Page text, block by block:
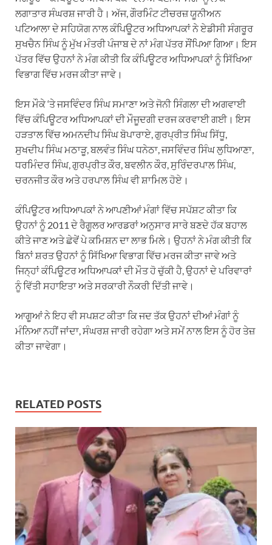
ਲਗਾਤਾਰ ਸੰਘਰਸ਼ ਜਾਰੀ ਹੈ। ਅੱਜ, ਗੌਰਮਿੰਟ ਟੀਚਰਜ਼ ਯੂਨੀਅਨ
ਪਟਿਆਲਾ ਦੇ ਸਹਿਯੋਗ ਨਾਲ ਕੰਪਿਊਟਰ ਅਧਿਆਪਕਾਂ ਨੇ ਏਡੀਸੀ ਸੰਗਰੂਰ
ਸੁਖਚੈਨ ਸਿੰਘ ਨੂੰ ਮੁੱਖ ਮੰਤਰੀ ਪੰਜਾਬ ਦੇ ਨਾਂ ਮੰਗ ਪੱਤਰ ਸੌਂਪਿਆ ਗਿਆ। ਇਸ
ਪੱਤਰ ਵਿੱਚ ਉਹਨਾਂ ਨੇ ਮੰਗ ਕੀਤੀ ਕਿ ਕੰਪਿਊਟਰ ਅਧਿਆਪਕਾਂ ਨੂੰ ਸਿੱਖਿਆ
ਵਿਭਾਗ ਵਿੱਚ ਮਰਜ ਕੀਤਾ ਜਾਵੇ।
ਇਸ ਮੌਕੇ ‘ਤੇ ਜਸਵਿੰਦਰ ਸਿੰਘ ਸਮਾਣਾ ਅਤੇ ਜੋਨੀ ਸਿੰਗਲਾ ਦੀ ਅਗਵਾਈ
ਵਿੱਚ ਕੰਪਿਊਟਰ ਅਧਿਆਪਕਾਂ ਦੀ ਮੌਜੂਦਗੀ ਦਰਜ ਕਰਵਾਈ ਗਈ। ਇਸ
ਹੜਤਾਲ ਵਿੱਚ ਅਮਨਦੀਪ ਸਿੰਘ ਬੋਪਾਰਾਏ, ਗੁਰਪ੍ਰੀਤ ਸਿੰਘ ਸਿੱਧੂ,
ਸੁਖਦੀਪ ਸਿੰਘ ਮਠਾੜੂ, ਬਲਵੰਤ ਸਿੰਘ ਧਨੇਠਾ, ਜਸਵਿੰਦਰ ਸਿੰਘ ਲੁਧਿਆਣਾ,
ਧਰਮਿੰਦਰ ਸਿੰਘ, ਗੁਰਪ੍ਰੀਤ ਕੌਰ, ਬਵਲੀਨ ਕੌਰ, ਸੁਰਿੰਦਰਪਾਲ ਸਿੰਘ,
ਚਰਨਜੀਤ ਕੌਰ ਅਤੇ ਹਰਪਾਲ ਸਿੰਘ ਵੀ ਸ਼ਾਮਿਲ ਹੋਏ।
ਕੰਪਿਊਟਰ ਅਧਿਆਪਕਾਂ ਨੇ ਆਪਣੀਆਂ ਮੰਗਾਂ ਵਿੱਚ ਸਪੱਸ਼ਟ ਕੀਤਾ ਕਿ
ਉਹਨਾਂ ਨੂੰ 2011 ਦੇ ਰੈਗੂਲਰ ਆਰਡਰਾਂ ਅਨੁਸਾਰ ਸਾਰੇ ਬਣਦੇ ਹੱਕ ਬਹਾਲ
ਕੀਤੇ ਜਾਣ ਅਤੇ ਛੇਵੇਂ ਪੇ ਕਮਿਸ਼ਨ ਦਾ ਲਾਭ ਮਿਲੇ। ਉਹਨਾਂ ਨੇ ਮੰਗ ਕੀਤੀ ਕਿ
ਬਿਨਾਂ ਸ਼ਰਤ ਉਹਨਾਂ ਨੂੰ ਸਿੱਖਿਆ ਵਿਭਾਗ ਵਿੱਚ ਮਰਜ ਕੀਤਾ ਜਾਵੇ ਅਤੇ
ਜਿਨ੍ਹਾਂ ਕੰਪਿਊਟਰ ਅਧਿਆਪਕਾਂ ਦੀ ਮੌਤ ਹੋ ਚੁੱਕੀ ਹੈ, ਉਹਨਾਂ ਦੇ ਪਰਿਵਾਰਾਂ
ਨੂੰ ਵਿੱਤੀ ਸਹਾਇਤਾ ਅਤੇ ਸਰਕਾਰੀ ਨੌਕਰੀ ਦਿੱਤੀ ਜਾਵੇ।
ਆਗੂਆਂ ਨੇ ਇਹ ਵੀ ਸਪਸ਼ਟ ਕੀਤਾ ਕਿ ਜਦ ਤੱਕ ਉਹਨਾਂ ਦੀਆਂ ਮੰਗਾਂ ਨੂੰ
ਮੰਨਿਆ ਨਹੀਂ ਜਾਂਦਾ, ਸੰਘਰਸ਼ ਜਾਰੀ ਰਹੇਗਾ ਅਤੇ ਸਮੇਂ ਨਾਲ ਇਸ ਨੂੰ ਹੋਰ ਤੇਜ਼
ਕੀਤਾ ਜਾਵੇਗਾ।
RELATED POSTS